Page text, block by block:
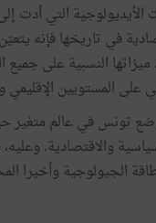
التي أدت إلى
في تاريخها فإنه
النسبية على
على المستويين الإقليمي
وضع تونس في عالم
الجيولوجية وأخيرا